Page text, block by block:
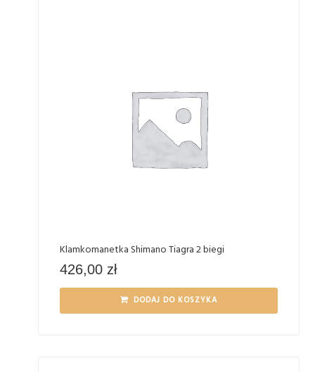
Klamkomanetka Shimano Tiagra 2 biegi
426,00 zł
DODAJ DO KOSZYKA